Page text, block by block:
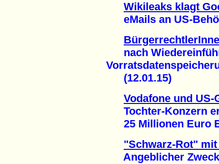
Wikileaks klagt
eMails an US-
nach
(12.01.15)
Vodafone und
Tochter-Konzern
25 Millionen Euro
"Schwarz-Rot"
Angeblicher Zweck: